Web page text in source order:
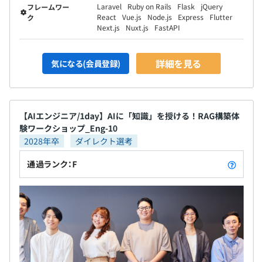
フレームワー
ク
Laravel Ruby on Rails Flask
jQuery
React
Vue.js Node.js Express
Flutter
Next.js
Nuxt.js FastAPI
気になる(会員登録) 詳細を見る
【AIエンジニア/1day】AIに「知識」を授ける！RAG構築体
験ワークショップ_Eng-10
2028年卒
ダイレクト選考
通過ランク：F